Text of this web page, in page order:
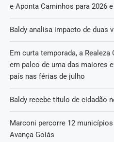
e Aponta Caminhos para 2026
Baldy analisa impacto de duas
Em curta temporada, a
em palco de uma das maiores
país nas férias de julho
Baldy recebe título de cidadão
Marconi percorre 12
Avança Goiás